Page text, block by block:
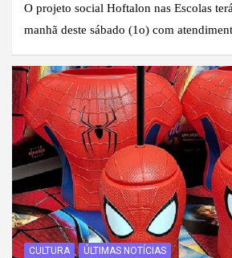
O projeto social Hoftalon nas Escolas
manhã deste sábado (1o) com
CULTURA ÚLTIMAS NOTÍCIAS